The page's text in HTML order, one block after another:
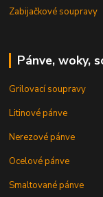
Zabijačkové soupravy
Pánve, woky,
Grilovací soupravy
Litinové pánve
Nerezové pánve
Ocelové pánve
Smaltované pánve